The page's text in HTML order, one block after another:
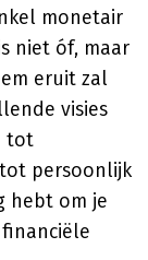
monetair
niet óf, maar
eruit zal
visies
tot
persoonlijk
hebt om je